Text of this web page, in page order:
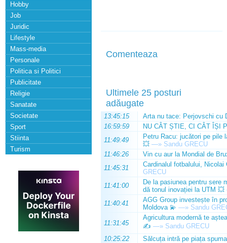
Hobby
Job
Juridic
Lifestyle
Mass-media
Personale
Politica si Politici
Publicitate
Religie
Sanatate
Societate
Sport
Stiinta
Turism
Comenteaza
Ultimele 25 posturi
adăugate
13:45:15
Arta nu tace: Perjovschi cu
16:59:59
NU CÂT ȘTIE, CI CÂT ÎȘI
11:49:49
Petru Racu: jucători pe pile
💥 —» Sandu GRECU
11:46:26
Vin cu aur la Mondial de
11:45:31
Cardinalul fotbalului,
GRECU
11:41:00
De la pasiunea pentru sere
dă tonul inovației la UTM 💥
11:40:41
AGG Group investește în
Moldova 💫 —» Sandu
11:31:45
Agricultura modernă te
✍️ —» Sandu GRECU
10:25:22
Sălcuța intră pe piața